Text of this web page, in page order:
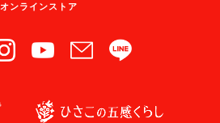
オンラインストア